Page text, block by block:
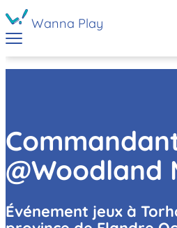
Wanna Play
@Woodland
Événement jeux à